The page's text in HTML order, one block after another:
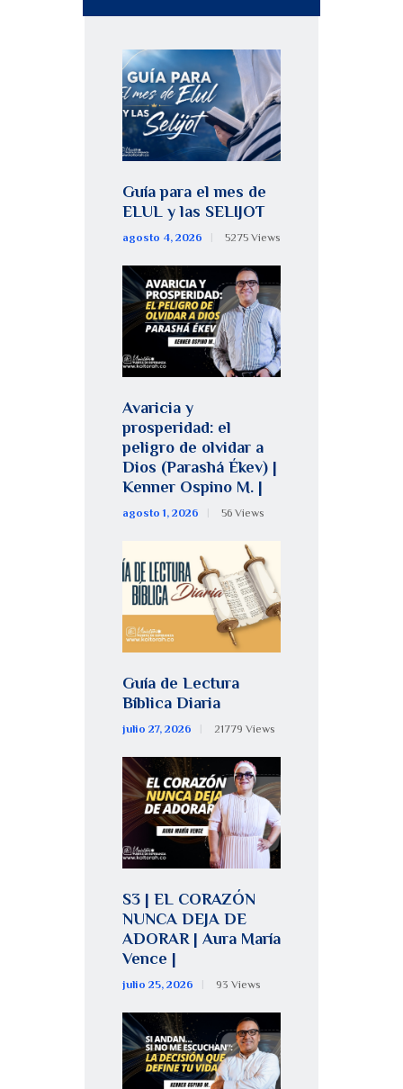
Guía para el mes de
ELUL y las SELIJOT
agosto 4, 2026 5275 Views
Avaricia y
prosperidad: el
peligro de olvidar a
Dios (Parashá Ékev) |
Kenner Ospino M. |
agosto 1, 2026 56 Views
Guía de Lectura
Bíblica Diaria
julio 27, 2026 21779 Views
S3 | EL CORAZÓN
NUNCA DEJA DE
ADORAR | Aura María
Vence |
julio 25, 2026 93 Views